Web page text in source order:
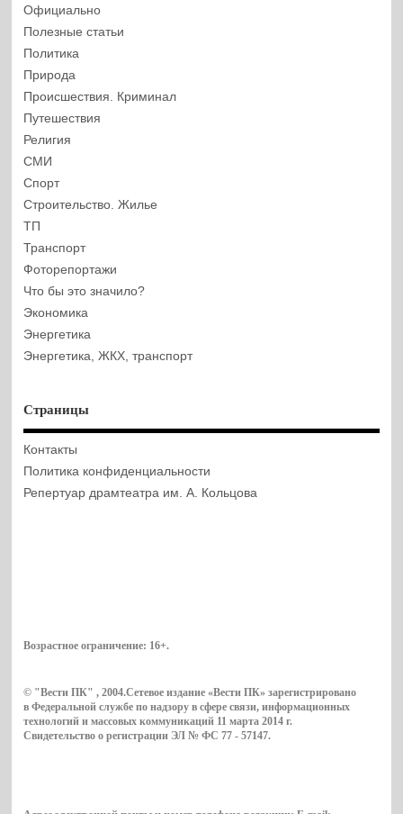
Официально
Полезные статьи
Политика
Природа
Происшествия. Криминал
Путешествия
Религия
СМИ
Спорт
Строительство. Жилье
ТП
Транспорт
Фоторепортажи
Что бы это значило?
Экономика
Энергетика
Энергетика, ЖКХ, транспорт
Страницы
Контакты
Политика конфиденциальности
Репертуар драмтеатра им. А. Кольцова
Возрастное ограничение: 16+.
© "Вести ПК" , 2004.Сетевое издание «Вести ПК» зарегистрировано
в Федеральной службе по надзору в сфере связи, информационных
технологий и массовых коммуникаций 11 марта 2014 г.
Свидетельство о регистрации ЭЛ № ФС 77 - 57147.